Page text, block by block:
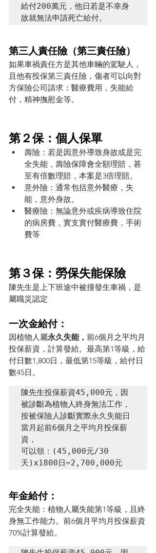
給付200萬元，他日若是不幸身
故就無法申請死亡給付。
第三人責任險（第三責任險）
如果車禍責任方是其他車輛的駕駛人，
且他有投保第三責任險，傷者可以向對
方保險公司請求：醫療費用，失能給
付，精神撫慰金等。
第２保：個人保單
壽險：若是因意外導致身故或是完
全失能，壽險保障會全額理賠，甚
至有倍數理賠，本案是3倍理賠。
意外險：通常包括意外醫療，失
能，意外身故。
醫療險：無論意外或疾病導致住院
的病房費，實支實付醫療費，手術
費等
第３保：勞保失能保險
陳先生是上下班途中被撞發生車禍，是
屬職災認定
一次金給付：
因植物人屬永久失能， 前6個月之平均月
投保薪資，計算發給。最高第1等級，給
付日數1,800日，最低第15等級，給付日
數45日。
陳先生投保薪資45,000元，因
被診斷為植物人終身無法工作，
按被保險人診斷實際永久失能日
當月起前6個月之平均月投保薪
資，
可以領：(45,000元/30
天)x1800日=2,700,000元
年金給付：
完全失能：植物人屬失能第1等級，且終
身無工作能力。前6個月平均月投保薪資
70%計算發給。